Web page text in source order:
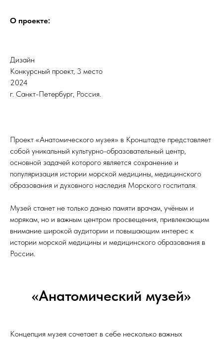
О проекте:
Дизайн
Конкурсный проект, 3 место
2024
г. Санкт-Петербург, Россия.
Проект «Анатомического музея» в Кронштадте представляет
собой уникальный культурно-образовательный центр,
основной задачей которого является сохранение и
популяризация истории морской медицины, медицинского
образования и духовного наследия Морского госпиталя.
Музей станет не только данью памяти врачам, учёным и
морякам, но и важным центром просвещения, привлекающим
внимание широкой аудитории и повышающим интерес к
истории морской медицины и медицинского образования в
России.
«Анатомический музей»
Концепция музея сочетает в себе несколько важных